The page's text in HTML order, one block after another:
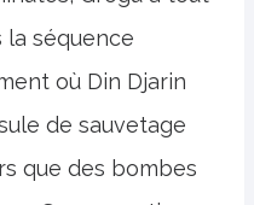
la séquence
où Din Djarin
de sauvetage
que des bombes